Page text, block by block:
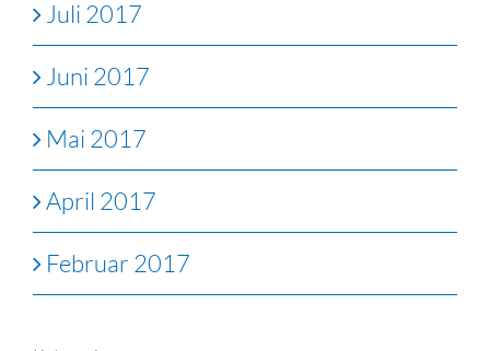
Juli 2017
Juni 2017
Mai 2017
April 2017
Februar 2017